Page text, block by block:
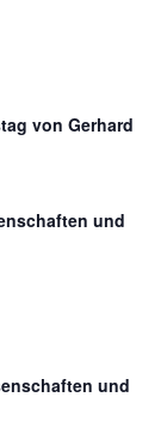
von Gerhard
und
und